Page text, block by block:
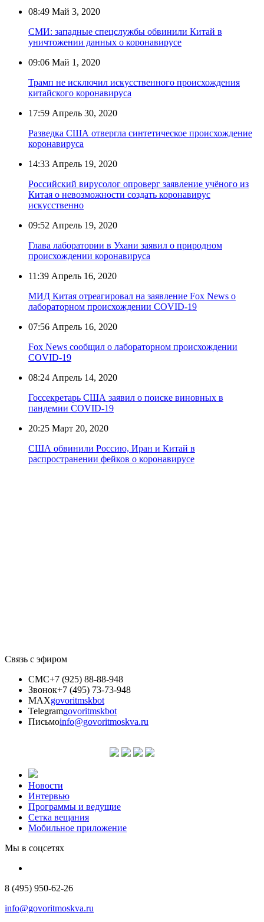
08:49 Май 3, 2020
СМИ: западные спецслужбы обвинили Китай в
уничтожении данных о коронавирусе
09:06 Май 1, 2020
Трамп не исключил искусственного происхождения
китайского коронавируса
17:59 Апрель 30, 2020
Разведка США отвергла синтетическое происхождение
коронавируса
14:33 Апрель 19, 2020
Российский вирусолог опроверг заявление учёного из
Китая о невозможности создать коронавирус
искусственно
09:52 Апрель 19, 2020
Глава лаборатории в Ухани заявил о природном
происхождении коронавируса
11:39 Апрель 16, 2020
МИД Китая отреагировал на заявление Fox News о
лабораторном происхождении COVID-19
07:56 Апрель 16, 2020
Fox News сообщил о лабораторном происхождении
COVID-19
08:24 Апрель 14, 2020
Госсекретарь США заявил о поиске виновных в
пандемии COVID-19
20:25 Март 20, 2020
США обвинили Россию, Иран и Китай в
распространении фейков о коронавирусе
Связь с эфиром
СМС+7 (925) 88-88-948
Звонок+7 (495) 73-73-948
MAXgovoritmskbot
Telegramgovoritmskbot
Письмоinfo@govoritmoskva.ru
Новости
Интервью
Программы и ведущие
Сетка вещания
Мобильное приложение
Мы в соцсетях
8 (495) 950-62-26
info@govoritmoskva.ru